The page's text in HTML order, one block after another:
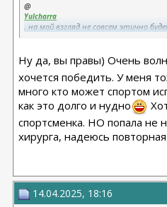
@
Yulcharra
, на мой взгляд не совсем этично
подходит под условия акции.
Сама я вряд ли смогу победить,
взглядом и поняла, что избытка у
тоже менять особо не нужно, ну и
вмешательство, на акционную
наверное вряд ли подойду. Есть
будет прям очень ярким и красивым.
Ну да, вы правы) Очень
хочется победить. У меня
много кто может спортом
как это долго и нудно
спортсменка. НО попала не
хирурга, надеюсь повторная
14.04.2025, 18:16